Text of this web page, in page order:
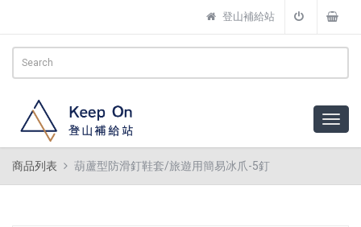
登山補給站
商品列表 葫蘆型防滑釘鞋套/旅遊用簡易冰爪-5釘